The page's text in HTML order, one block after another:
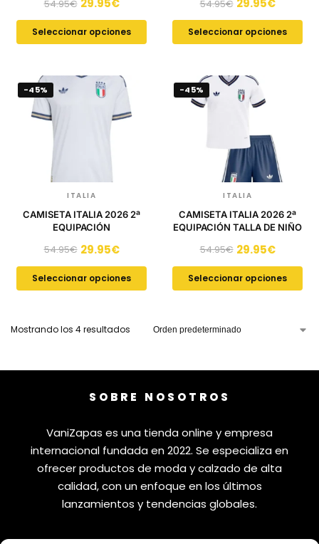
54.95€ 29.95€
Seleccionar opciones
54.95€ 29.95€
Seleccionar opciones
-45%
ITALIA
CAMISETA ITALIA 2026 2ª
EQUIPACIÓN
54.95€ 29.95€
Seleccionar opciones
-45%
ITALIA
CAMISETA ITALIA 2026 2ª
EQUIPACIÓN TALLA DE NIÑO
54.95€ 29.95€
Seleccionar opciones
Mostrando los 4 resultados
SOBRE NOSOTROS
VaniZapas es una tienda online y empresa
internacional fundada en 2022. Se especializa en
ofrecer productos de moda y calzado de alta
calidad, con un enfoque en los últimos
lanzamientos y tendencias globales.